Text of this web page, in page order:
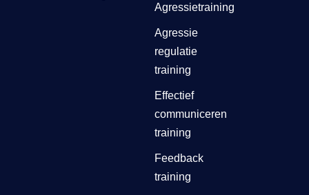
Agressietraining
Agressie
regulatie
training
Effectief
communiceren
training
Feedback
training